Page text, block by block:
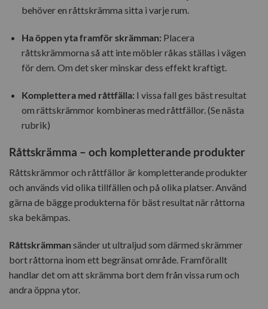
behöver en råttskrämma sitta i varje rum.
Ha öppen yta framför skrämman: Placera
råttskrämmorna så att inte möbler råkas ställas i vägen
för dem. Om det sker minskar dess effekt kraftigt.
Komplettera med råttfälla: I vissa fall ges bäst resultat
om rättskrämmor kombineras med råttfällor. (Se nästa
rubrik)
Råttskrämma – och kompletterande produkter
Råttskrämmor och råttfällor är kompletterande produkter
och används vid olika tillfällen och på olika platser. Använd
gärna de bägge produkterna för bäst resultat när råttorna
ska bekämpas.
Råttskrämman sänder ut ultraljud som därmed skrämmer
bort råttorna inom ett begränsat område. Framförallt
handlar det om att skrämma bort dem från vissa rum och
andra öppna ytor.